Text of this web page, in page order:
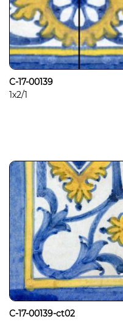
C-17-00139
1x2/1
C-17-00139-ct02